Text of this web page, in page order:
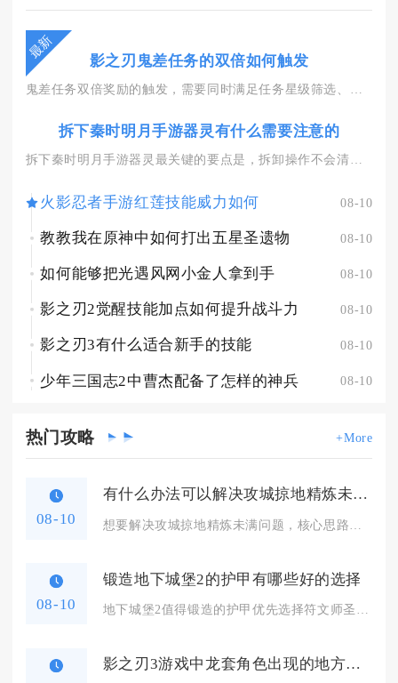
最新 影之刃鬼差任务的双倍如何触发
拆下秦时明月手游器灵有什么需要注意的
拆下秦时明月手游器灵最关键的要点是，拆卸操作不会清除器灵自身...
火影忍者手游红莲技能威力如何 08-10
教教我在原神中如何打出五星圣遗物 08-10
如何能够把光遇风网小金人拿到手 08-10
影之刃2觉醒技能加点如何提升战斗力 08-10
影之刃3有什么适合新手的技能 08-10
少年三国志2中曹杰配备了怎样的神兵 08-10
热门攻略 +More
08-10
有什么办法可以解决攻城掠地精炼未满的问题
08-10
锻造地下城堡2的护甲有哪些好的选择
地下城堡2值得锻造的护甲优先选择符文师圣铠、燧火之衣，中期可...
影之刃3游戏中龙套角色出现的地方有哪些